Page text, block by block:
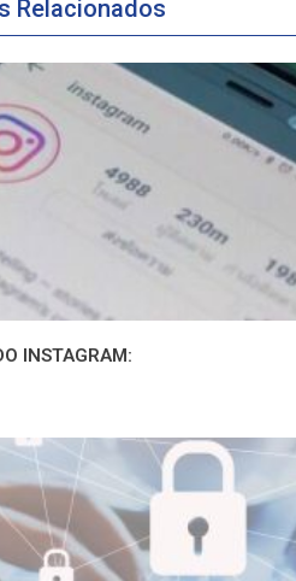
Relacionados
INSTAGRAM: